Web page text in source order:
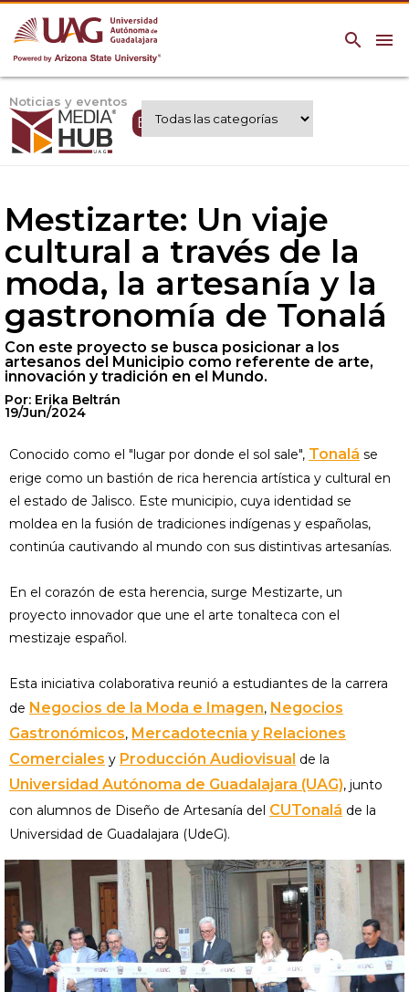
menu
search
Noticias y eventos
Expertos UAG
Mestizarte: Un viaje
cultural a través de la
moda, la artesanía y la
gastronomía de Tonalá
Con este proyecto se busca posicionar a los
artesanos del Municipio como referente de arte,
innovación y tradición en el Mundo.
Por: Erika Beltrán
19/Jun/2024
Conocido como el "lugar por donde el sol sale", Tonalá se
erige como un bastión de rica herencia artística y cultural en
el estado de Jalisco. Este municipio, cuya identidad se
moldea en la fusión de tradiciones indígenas y españolas,
continúa cautivando al mundo con sus distintivas artesanías.
En el corazón de esta herencia, surge Mestizarte, un
proyecto innovador que une el arte tonalteca con el
mestizaje español.
Esta iniciativa colaborativa reunió a estudiantes de la carrera
de Negocios de la Moda e Imagen, Negocios
Gastronómicos, Mercadotecnia y Relaciones
Comerciales y Producción Audiovisual de la
Universidad Autónoma de Guadalajara (UAG), junto
con alumnos de Diseño de Artesanía del CUTonalá de la
Universidad de Guadalajara (UdeG).